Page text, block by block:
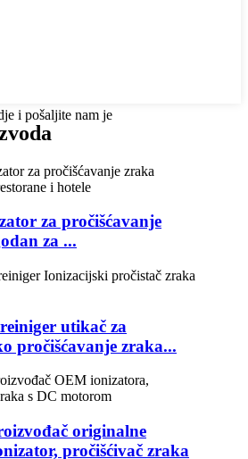
i pošaljite nam je
za pročišćavanje
za ...
utikač za
pročišćavanje zraka...
originalne
pročišćivač zraka